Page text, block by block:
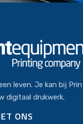
leven. Je kan bij
digitaal drukwerk.
ONS